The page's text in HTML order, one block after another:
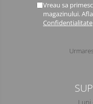
Vreau sa
magazinului.
Confidentialitate
Luni